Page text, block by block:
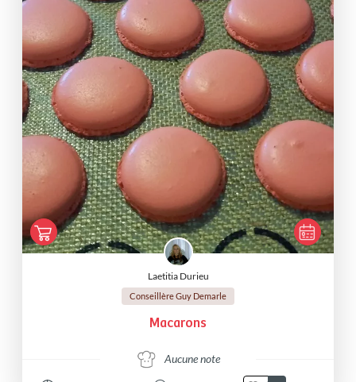
Laetitia Durieu
Conseillère Guy Demarle
Macarons
Aucune note